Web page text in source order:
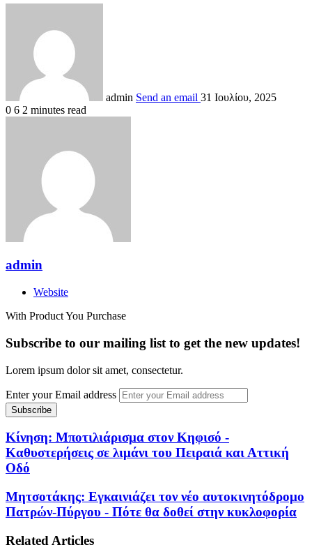
admin Send an email 31 Ιουλίου, 2025
0 6 2 minutes read
admin
Website
With Product You Purchase
Subscribe to our mailing list to get the new updates!
Lorem ipsum dolor sit amet, consectetur.
Enter your Email address
Κίνηση: Μποτιλιάρισμα στον Κηφισό -
Καθυστερήσεις σε λιμάνι του Πειραιά και Αττική
Οδό
Μητσοτάκης: Εγκαινιάζει τον νέο αυτοκινητόδρομο
Πατρών-Πύργου - Πότε θα δοθεί στην κυκλοφορία
Related Articles